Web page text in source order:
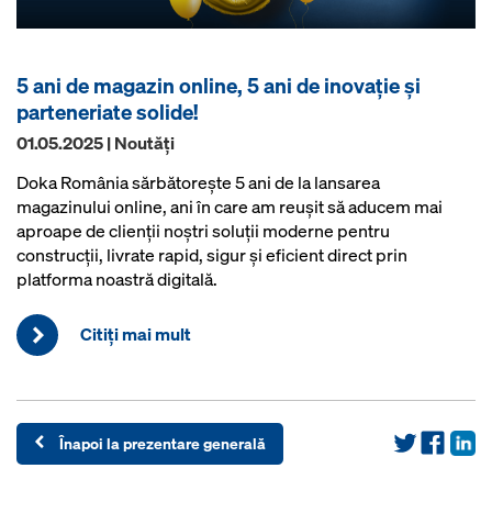
5 ani de magazin online, 5 ani de inovație și
parteneriate solide!
01.05.2025 | Noutăţi
Doka România sărbătorește 5 ani de la lansarea
magazinului online, ani în care am reușit să aducem mai
aproape de clienții noștri soluții moderne pentru
construcții, livrate rapid, sigur și eficient direct prin
platforma noastră digitală.
Citiţi mai mult
Înapoi la prezentare generală